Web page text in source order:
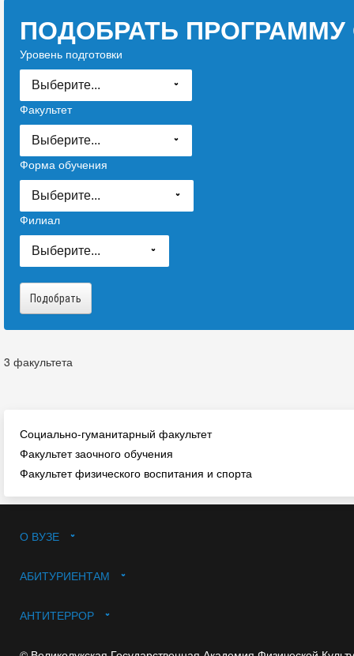
ПОДОБРАТЬ
Уровень подготовки
Выберите...
Факультет
Выберите...
Форма обучения
Выберите...
Филиал
Выберите...
3 факультета
Социально-гуманитарный факультет
Факультет заочного обучения
Факультет физического воспитания и спорта
О ВУЗЕ
АБИТУРИЕНТАМ
АНТИТЕРРОР